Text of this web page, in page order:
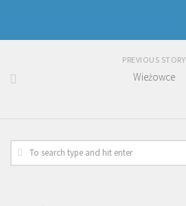
PREVIOUS STORY
Wieżowce